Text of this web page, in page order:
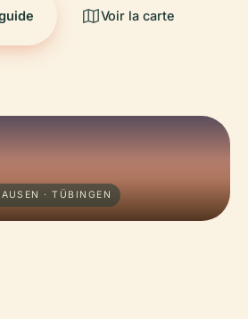
Voir la carte
· TÜBINGEN